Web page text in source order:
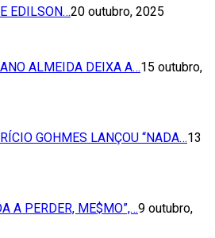
EDILSON…20 outubro, 2025
ALMEIDA DEIXA A…15 outubro,
GOHMES LANÇOU “NADA…13
A PERDER, ME$MO”,…9 outubro,